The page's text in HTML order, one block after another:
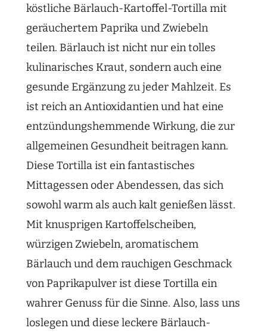
köstliche Bärlauch-Kartoffel-Tortilla mit
geräuchertem Paprika und Zwiebeln
teilen. Bärlauch ist nicht nur ein tolles
kulinarisches Kraut, sondern auch eine
gesunde Ergänzung zu jeder Mahlzeit. Es
ist reich an Antioxidantien und hat eine
entzündungshemmende Wirkung, die zur
allgemeinen Gesundheit beitragen kann.
Diese Tortilla ist ein fantastisches
Mittagessen oder Abendessen, das sich
sowohl warm als auch kalt genießen lässt.
Mit knusprigen Kartoffelscheiben,
würzigen Zwiebeln, aromatischem
Bärlauch und dem rauchigen Geschmack
von Paprikapulver ist diese Tortilla ein
wahrer Genuss für die Sinne. Also, lass uns
loslegen und diese leckere Bärlauch-